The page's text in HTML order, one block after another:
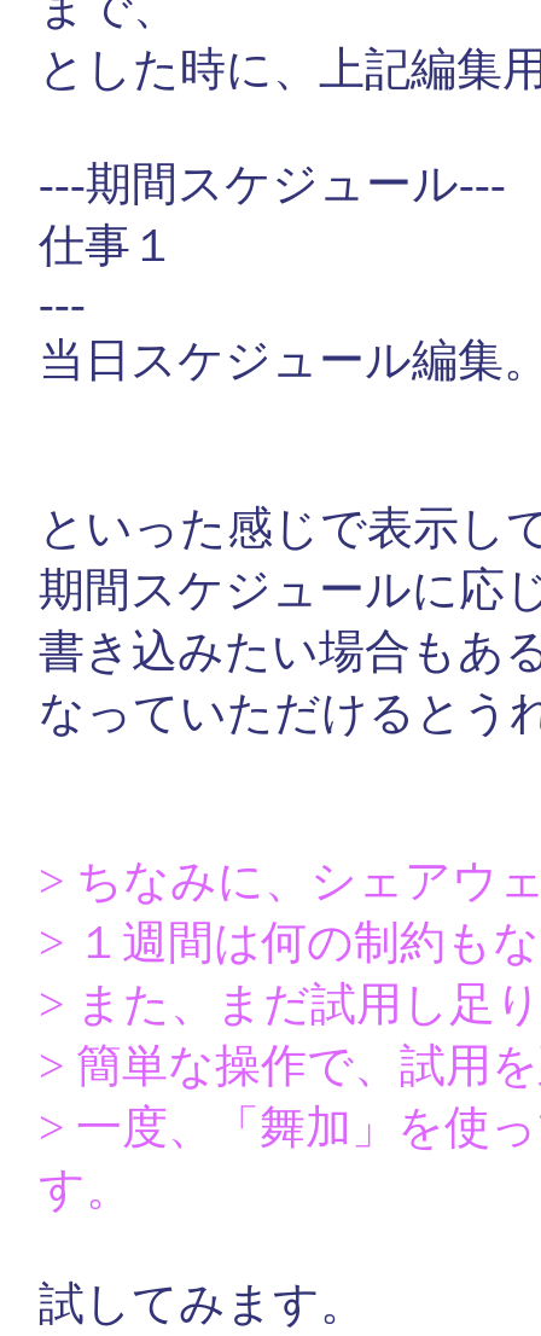
とした時に、上記編集
---期間スケジュール---
仕事１
---
当日スケジュール編集
といった感じで表示し
期間スケジュールに応
書き込みたい場合もあ
なっていただけるとう
> ちなみに、シェアウ
> １週間は何の制約も
> また、まだ試用し足
> 簡単な操作で、試用
> 一度、「舞加」を使
す。
試してみます。